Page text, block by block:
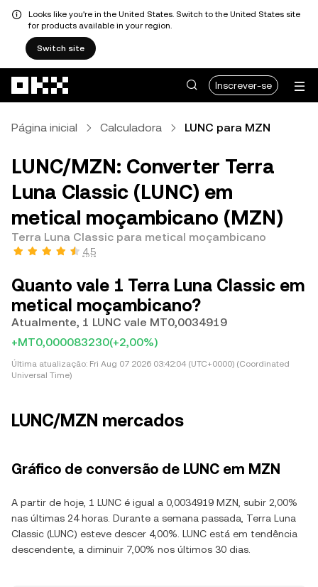
Looks like you're in the United States. Switch to the United States site
for products available in your region.
Switch site
Inscrever-se
Página inicial Calculadora LUNC para MZN
LUNC/MZN: Converter Terra
Luna Classic (LUNC) em
metical moçambicano (MZN)
Terra Luna Classic para metical moçambicano
4,5
Quanto vale 1 Terra Luna Classic em
metical moçambicano?
Atualmente, 1 LUNC vale MT0,0034919
+MT0,000083230(+2,00%)
Última atualização: Fri Aug 07 2026 03:42:04 (UTC+0000) (Coordinated
Universal Time)
LUNC/MZN mercados
Gráfico de conversão de LUNC em MZN
A partir de hoje, 1 LUNC é igual a 0,0034919 MZN, subir 2,00%
nas últimas 24 horas. Durante a semana passada, Terra Luna
Classic (LUNC) esteve descer 4,00%. LUNC está em tendência
descendente, a diminuir 7,00% nos últimos 30 dias.